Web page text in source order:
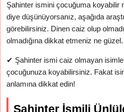
Şahinter ismini çocuğuma koyabilir
diye düşünüyorsanız, aşağıda
görebilirsiniz. Dinen caiz olup
olmadığına dikkat etmeniz ne güzel.
✔ Şahinter ismi caiz olmayan
çocuğunuza koyabilirsiniz. Fakat
anlamına dikkat edin!
Şahinter İsmili